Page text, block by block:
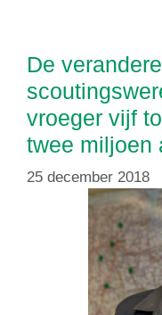
De
vroeger vijf
twee miljoen
25 december 2018